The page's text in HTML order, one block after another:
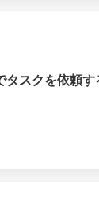
タスクを依頼す